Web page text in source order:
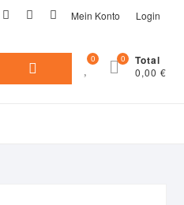
facebookinstagram
pinterest
Mein Konto Login
Search
0 Total
0,00 €
0